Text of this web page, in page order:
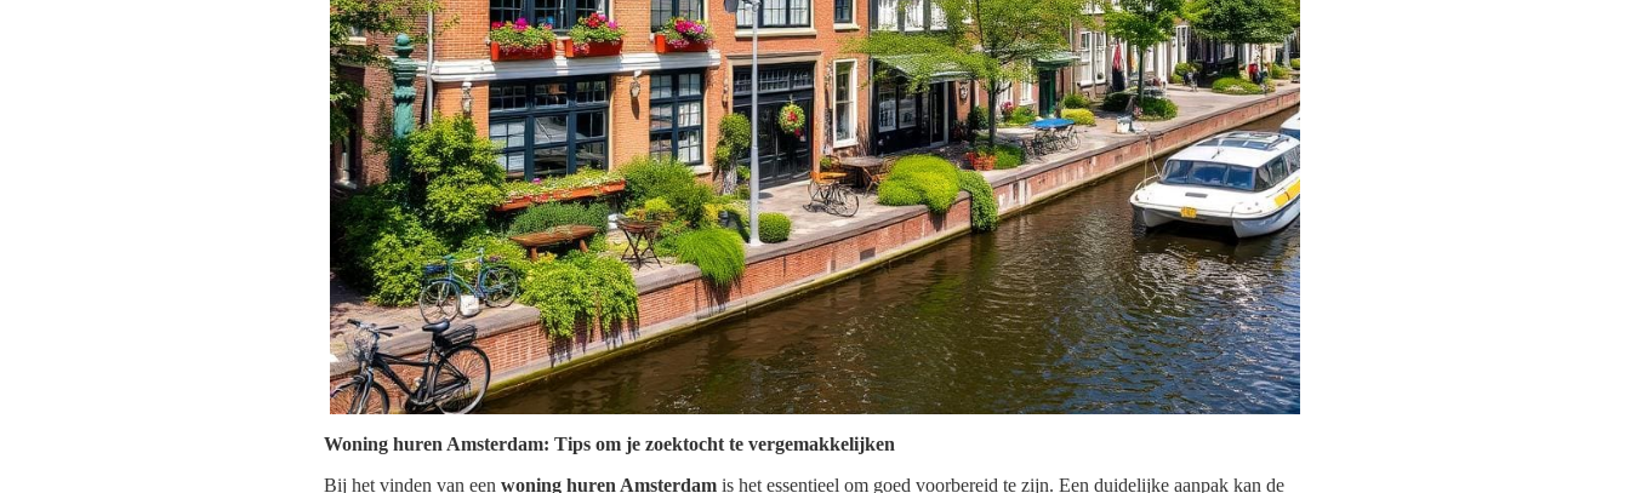
Woning huren Amsterdam: Tips om je zoektocht te vergemakkelijken
Bij het vinden van een woning huren Amsterdam is het essentieel om goed voorbereid te zijn. Een duidelijke aanpak kan de